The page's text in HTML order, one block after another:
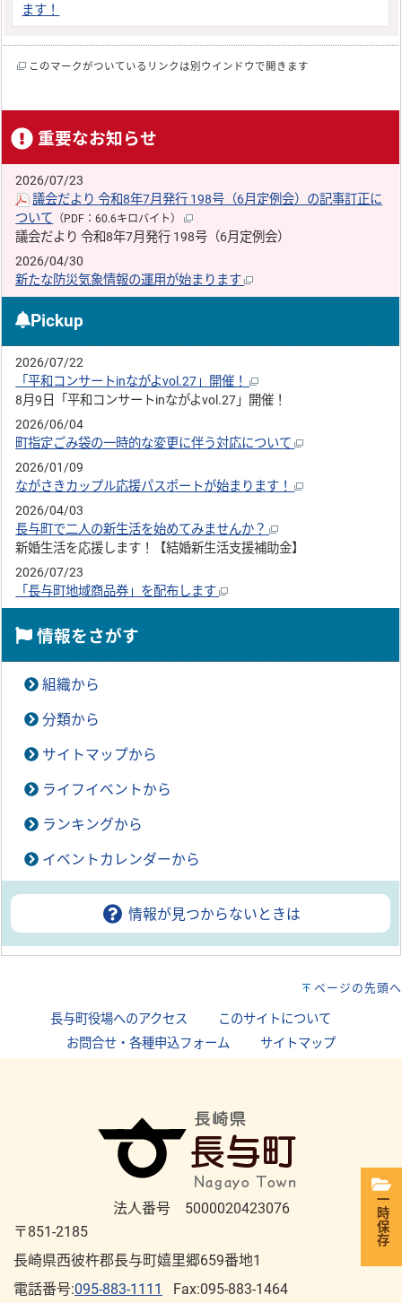
ます！
このマークがついているリンクは別ウインドウで開きます
重要なお知らせ
2026/07/23
議会だより 令和8年7月発行 198号（6月定例会）の記事訂正に
ついて （PDF：60.6キロバイト）
議会だより 令和8年7月発行 198号（6月定例会）
2026/04/30
新たな防災気象情報の運用が始まります
Pickup
2026/07/22
「平和コンサートinながよvol.27」開催！
8月9日「平和コンサートinながよvol.27」開催！
2026/06/04
町指定ごみ袋の一時的な変更に伴う対応について
2026/01/09
ながさきカップル応援パスポートが始まります！
2026/04/03
長与町で二人の新生活を始めてみませんか？
新婚生活を応援します！【結婚新生活支援補助金】
2026/07/23
「長与町地域商品券」を配布します
情報をさがす
組織から
分類から
サイトマップから
ライフイベントから
ランキングから
イベントカレンダーから
情報が見つからないときは
ページの先頭へ
長与町役場へのアクセス このサイトについて
お問合せ・各種申込フォーム
サイトマップ
法人番号 5000020423076
〒851-2185
長崎県西彼杵郡長与町嬉里郷659番地1
電話番号:095-883-1111 Fax:095-883-1464
一時保存